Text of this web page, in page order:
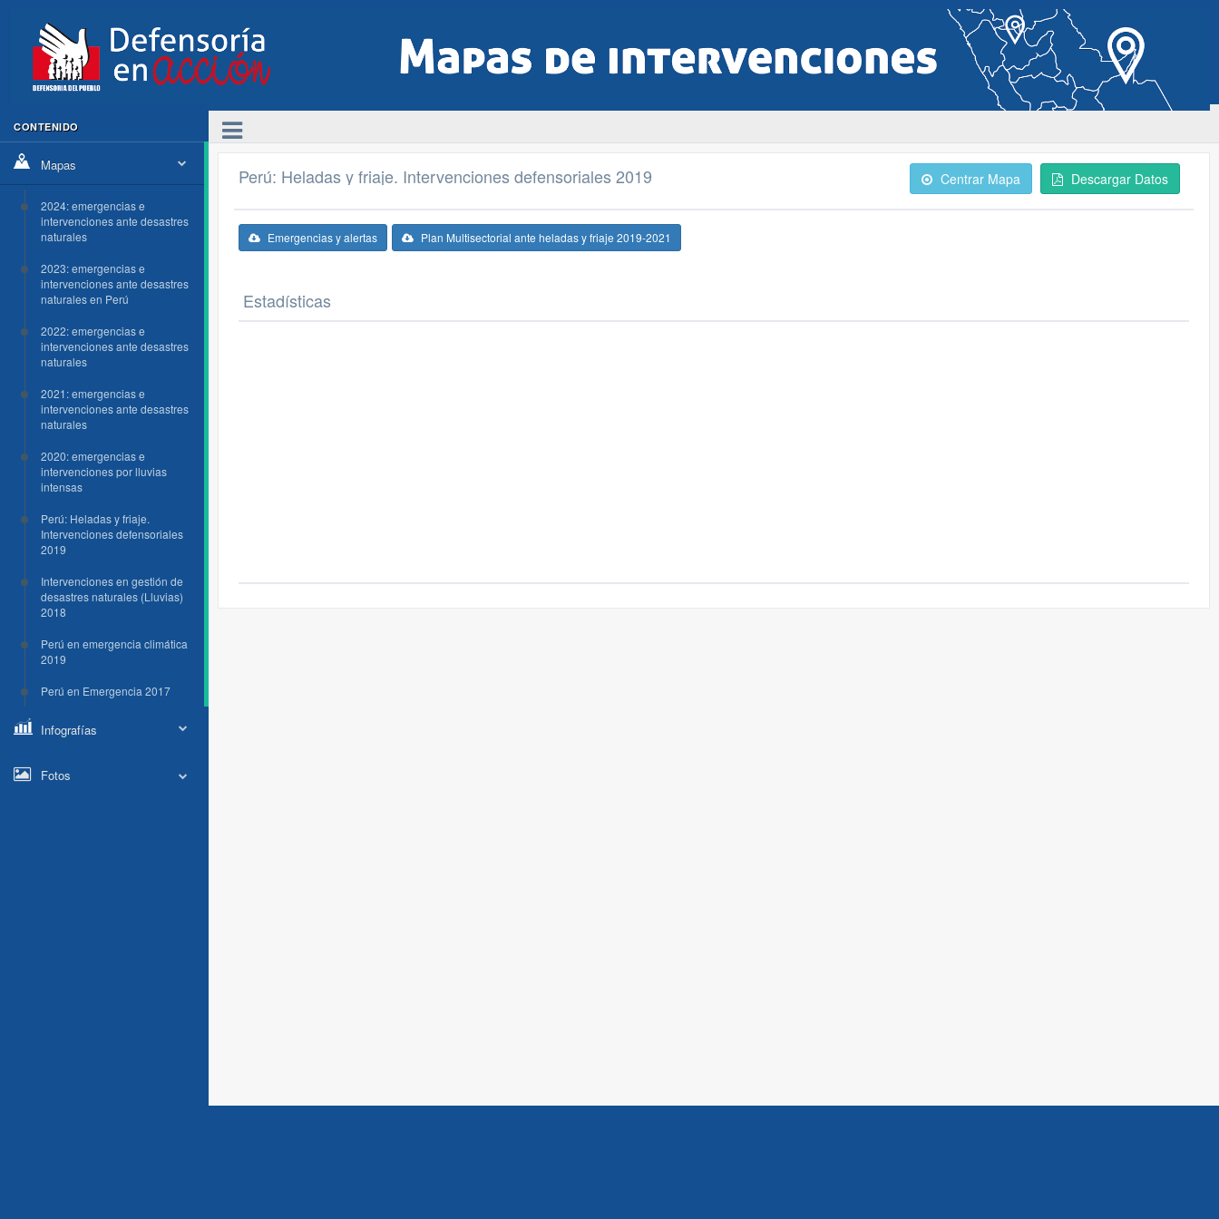
CONTENIDO
Mapas
2024: emergencias e
intervenciones ante desastres
naturales
2023: emergencias e
intervenciones ante desastres
naturales en Perú
2022: emergencias e
intervenciones ante desastres
naturales
2021: emergencias e
intervenciones ante desastres
naturales
2020: emergencias e
intervenciones por lluvias
intensas
Perú: Heladas y friaje.
Intervenciones defensoriales
2019
Intervenciones en gestión de
desastres naturales (Lluvias)
2018
Perú en emergencia climática
2019
Perú en Emergencia 2017
Infografías
Fotos
Perú: Heladas y friaje. Intervenciones defensoriales 2019 Centrar Mapa Descargar Datos
Emergencias y alertas Plan Multisectorial ante heladas y friaje 2019-2021
Estadísticas